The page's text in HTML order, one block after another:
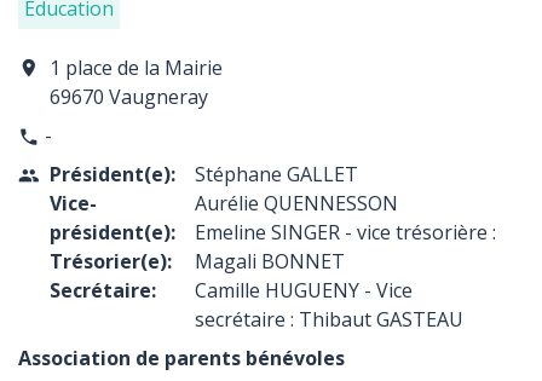
Éducation
location_on
1 place de la Mairie
69670 Vaugneray
phone -
people Président(e):
Vice-
président(e):
Trésorier(e):
Secrétaire:
Stéphane GALLET
Aurélie QUENNESSON
Emeline SINGER - vice trésorière :
Magali BONNET
Camille HUGUENY - Vice
secrétaire : Thibaut GASTEAU
Association de parents bénévoles